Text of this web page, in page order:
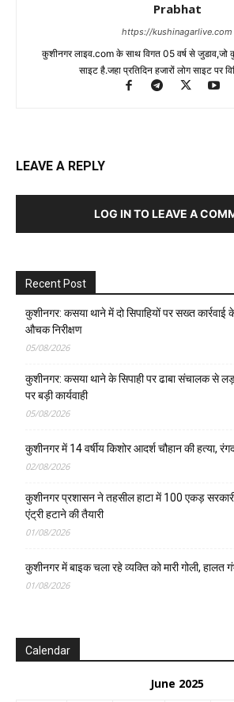
Prabhat
https://kushinagarlive.com
कुशीनगर लाइव.com के साथ विगत 05 वर्ष से जुडाव,जो
साइट है.जहा प्रतिदिन हजारों लोग साइट पर
LEAVE A REPLY
LOG IN TO LEAVE A
Recent Post
कुशीनगर: कसया थाने में दो सिपाहियों पर सख्त
औचक निरीक्षण
05/08/2026
कुशीनगर: कसया थाने के सिपाही पर ढाबा संचालक से
पर बड़ी कार्यवाही
05/08/2026
कुशीनगर में 14 वर्षीय किशोर आदर्श चौहान की हत्या,
02/08/2026
कुशीनगर प्रशासन ने तहसील हाटा में 100 एकड़ सरकारी
एंट्री हटाने की तैयारी
01/08/2026
कुशीनगर में बाइक चला रहे व्यक्ति को मारी गोली, हालत
01/08/2026
Calendar
June 2025